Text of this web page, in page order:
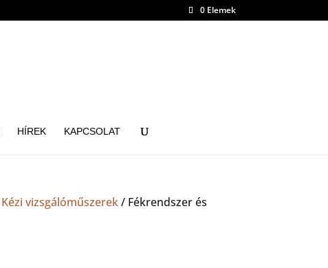
0 Elemek
HÍREK KAPCSOLAT
Kézi vizsgálóműszerek/ Fékrendszer és